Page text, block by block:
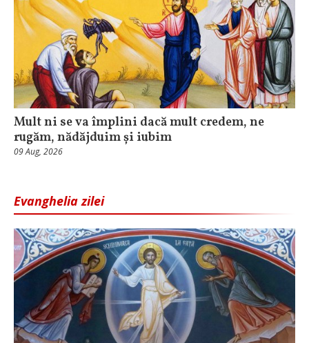
Mult ni se va împlini dacă mult credem, ne
rugăm, nădăjduim și iubim
09 Aug, 2026
Evanghelia zilei